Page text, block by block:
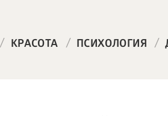
/ КРАСОТА / ПСИХОЛОГИЯ /